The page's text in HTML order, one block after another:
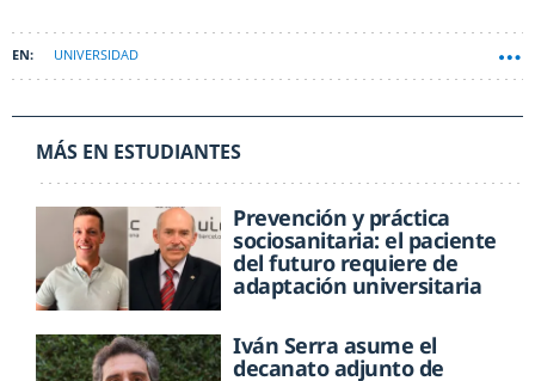
UNIVERSIDAD
MÁS EN ESTUDIANTES
Prevención y práctica
sociosanitaria: el paciente
del futuro requiere de
adaptación universitaria
Iván Serra asume el
decanato adjunto de